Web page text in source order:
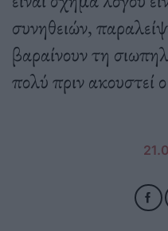
συνηθειών,
βαραίνουν τη
πολύ πριν ακουστεί